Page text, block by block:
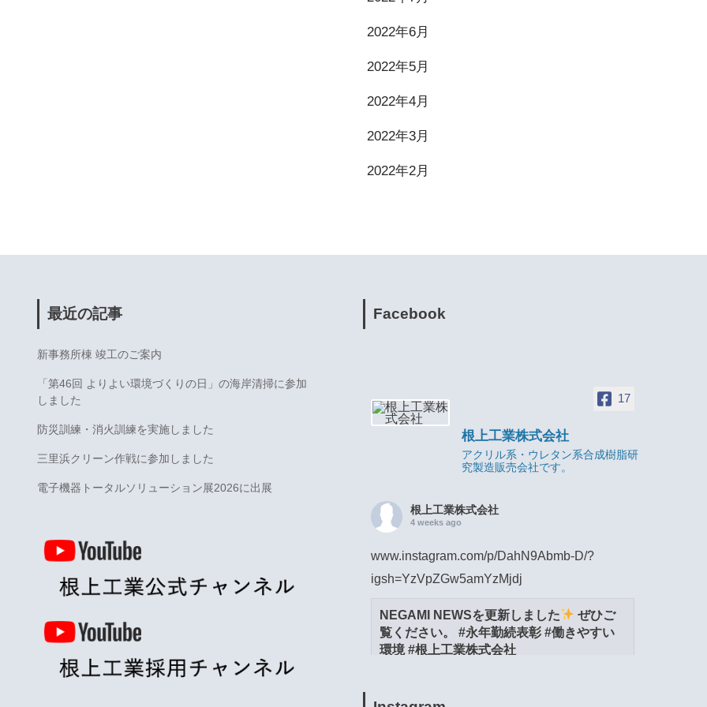
2022年6月
2022年5月
2022年4月
2022年3月
2022年2月
最近の記事
新事務所棟 竣工のご案内
「第46回 よりよい環境づくりの日」の海岸清掃に参加
しました
防災訓練・消火訓練を実施しました
三里浜クリーン作戦に参加しました
電子機器トータルソリューション展2026に出展
Facebook
17
根上工業株式会社
アクリル系・ウレタン系合成樹脂研
究製造販売会社です。
根上工業株式会社
4 weeks ago
www.instagram.com/p/DahN9Abmb-D/?
igsh=YzVpZGw5amYzMjdj
NEGAMI NEWSを更新しました
ぜひご
覧ください。 #永年勤続表彰 #働きやすい
環境 #根上工業株式会社
View on Facebook